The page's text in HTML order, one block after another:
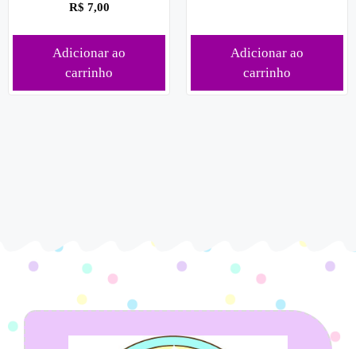
R$ 7,00
Adicionar ao
carrinho
Adicionar ao
carrinho